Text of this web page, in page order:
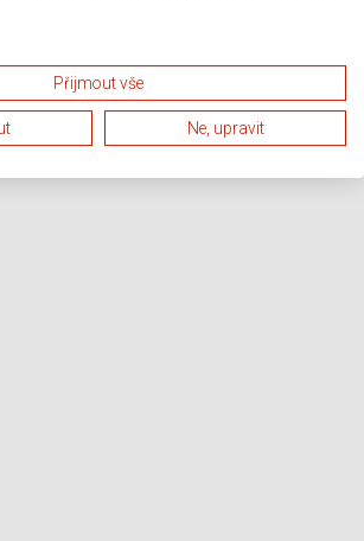
Přijmout vše
Ne, upravit